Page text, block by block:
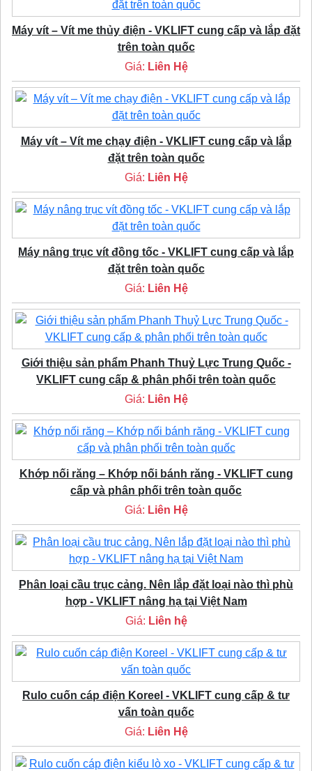
Máy vít – Vít me thủy điện - VKLIFT cung cấp và lắp đặt
trên toàn quốc
Giá: Liên Hệ
Máy vít – Vít me chạy điện - VKLIFT cung cấp và lắp
đặt trên toàn quốc
Giá: Liên Hệ
Máy nâng trục vít đồng tốc - VKLIFT cung cấp và lắp
đặt trên toàn quốc
Giá: Liên Hệ
Giới thiệu sản phẩm Phanh Thuỷ Lực Trung Quốc -
VKLIFT cung cấp & phân phối trên toàn quốc
Giá: Liên Hệ
Khớp nối răng – Khớp nối bánh răng - VKLIFT cung
cấp và phân phối trên toàn quốc
Giá: Liên Hệ
Phân loại cầu trục cảng. Nên lắp đặt loại nào thì phù
hợp - VKLIFT nâng hạ tại Việt Nam
Giá: Liên hệ
Rulo cuốn cáp điện Koreel - VKLIFT cung cấp & tư
vấn toàn quốc
Giá: Liên Hệ